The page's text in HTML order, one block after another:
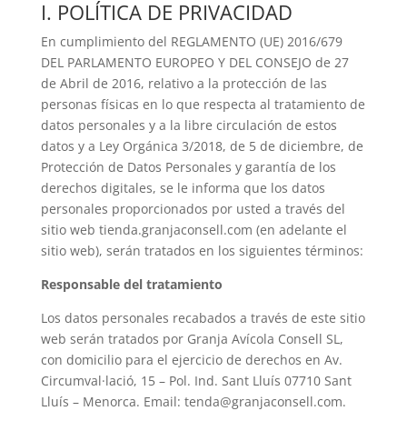
I. POLÍTICA DE PRIVACIDAD
En cumplimiento del REGLAMENTO (UE) 2016/679
DEL PARLAMENTO EUROPEO Y DEL CONSEJO de 27
de Abril de 2016, relativo a la protección de las
personas físicas en lo que respecta al tratamiento de
datos personales y a la libre circulación de estos
datos y a Ley Orgánica 3/2018, de 5 de diciembre, de
Protección de Datos Personales y garantía de los
derechos digitales, se le informa que los datos
personales proporcionados por usted a través del
sitio web tienda.granjaconsell.com (en adelante el
sitio web), serán tratados en los siguientes términos:
Responsable del tratamiento
Los datos personales recabados a través de este sitio
web serán tratados por Granja Avícola Consell SL,
con domicilio para el ejercicio de derechos en Av.
Circumval·lació, 15 – Pol. Ind. Sant Lluís 07710 Sant
Lluís – Menorca. Email: tenda@granjaconsell.com.